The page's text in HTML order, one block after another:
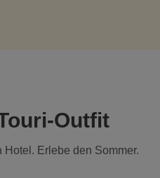
Outfit
Erlebe den Sommer.